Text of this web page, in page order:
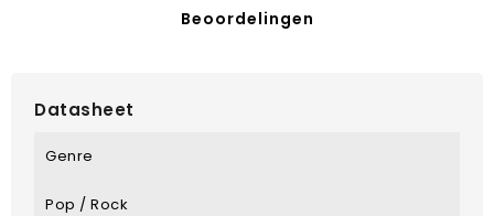
Beoordelingen
Datasheet
Genre
Pop / Rock